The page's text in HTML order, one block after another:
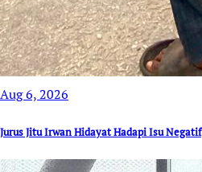
Aug 6, 2026
Jurus Jitu Irwan Hidayat Hadapi Isu Negatif